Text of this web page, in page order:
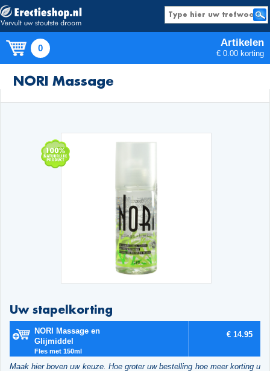
0 Artikelen
€ 0.00 korting
NORI Massage
Uw stapelkorting
NORI Massage en
Glijmiddel
Fles met 150ml
€ 14.95
Maak hier boven uw keuze. Hoe groter uw bestelling hoe meer korting u